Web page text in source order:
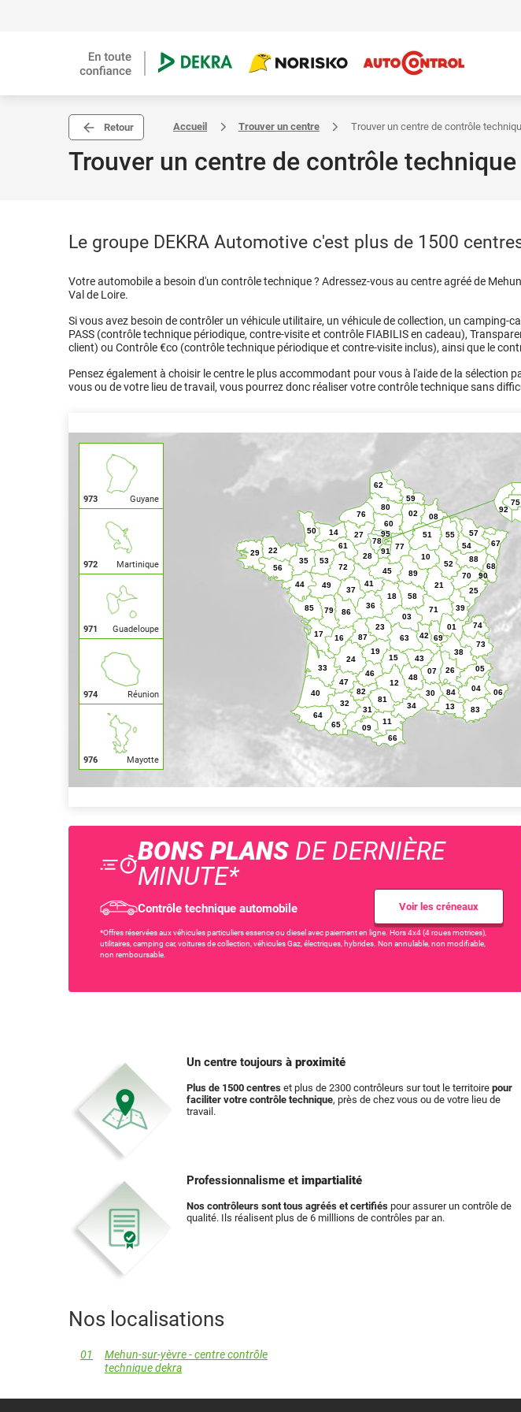
Retour Accueil Trouver un centre Trouver un centre de contrôle
Trouver un centre de contrôle
Le groupe DEKRA Automotive c'est plus de 1500
Votre automobile a besoin d'un contrôle technique ? Adressez-vous au centre agréé de
Val de Loire.
Si vous avez besoin de contrôler un véhicule utilitaire, un véhicule de collection, un
PASS (contrôle technique périodique, contre-visite et contrôle FIABILIS en cadeau),
client) ou Contrôle €co (contrôle technique périodique et contre-visite inclus), ainsi que le
Pensez également à choisir le centre le plus accommodant pour vous à l'aide de la
vous ou de votre lieu de travail, vous pourrez donc réaliser votre contrôle technique sans
973 Guyane
972 Martinique
971 Guadeloupe
974 Réunion
976 Mayotte
BONS PLANS DE DERNIÈRE
MINUTE*
Contrôle technique automobile Voir les créneaux
*Offres réservées aux véhicules particuliers essence ou diesel avec paiement en ligne. Hors 4x4 (4 roues motrices),
utilitaires, camping car, voitures de collection, véhicules Gaz, électriques, hybrides. Non annulable, non modifiable,
non remboursable.
Un centre toujours à proximité
Plus de 1500 centres et plus de 2300 contrôleurs sur tout le territoire pour
faciliter votre contrôle technique, près de chez vous ou de votre lieu de
travail.
Professionnalisme et impartialité
Nos contrôleurs sont tous agréés et certifiés pour assurer un contrôle de
qualité. Ils réalisent plus de 6 milllions de contrôles par an.
Nos localisations
01
Mehun-sur-yèvre - centre contrôle
technique dekra